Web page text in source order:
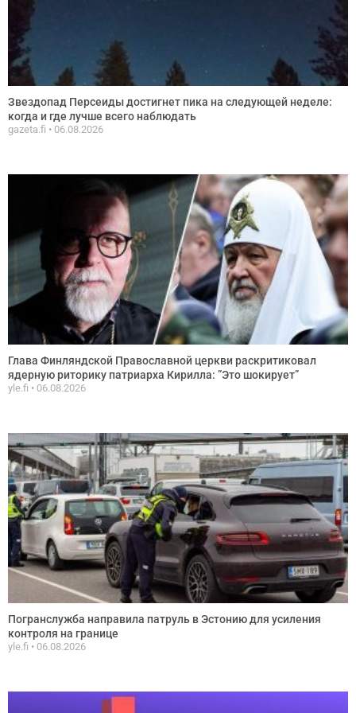
Звездопад Персеиды достигнет пика на следующей неделе:
когда и где лучше всего наблюдать
gazeta.fi 06.08.2026
Глава Финляндской Православной церкви раскритиковал
ядерную риторику патриарха Кирилла: ”Это шокирует”
yle.fi 06.08.2026
Погранслужба направила патруль в Эстонию для усиления
контроля на границе
yle.fi 06.08.2026